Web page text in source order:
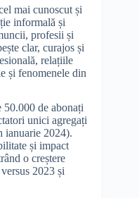
mai cunoscut și
informală și
profesii și
clar, curajos și
relațiile
și fenomenele din
50.000 de abonați
unici agregați
ianuarie 2024).
și impact
o creștere
2023 și